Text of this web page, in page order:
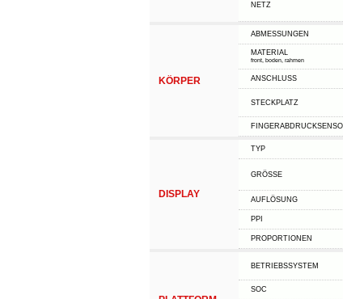
NETZ
KÖRPER
ABMESSUNGEN
MATERIAL
front, boden, rahmen
ANSCHLUSS
STECKPLATZ
DISPLAY
TYP
GRÖSSE
AUFLÖSUNG
PPI
PROPORTIONEN
BETRIEBSSYSTEM
SOC